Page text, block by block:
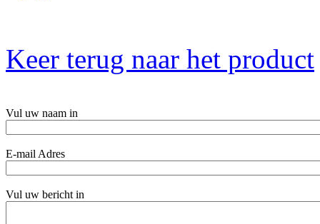
Keer terug naar het product
Vul uw naam in
E-mail Adres
Vul uw bericht in